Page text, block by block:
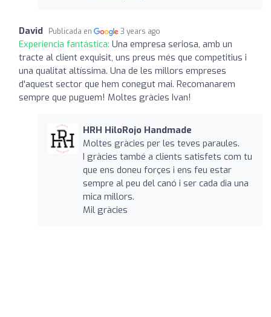
David Publicada en 3 years ago
Experiencia fantástica: Una empresa seriosa, amb un
tracte al client exquisit, uns preus més que competitius i
una qualitat altíssima. Una de les millors empreses
d'aquest sector que hem conegut mai. Recomanarem
sempre que puguem! Moltes gràcies Ivan!
HRH HiloRojo Handmade
Moltes gràcies per les teves paraules.
I gràcies també a clients satisfets com tu
que ens doneu forçes i ens feu estar
sempre al peu del canó i ser cada dia una
mica millors.
Mil gràcies